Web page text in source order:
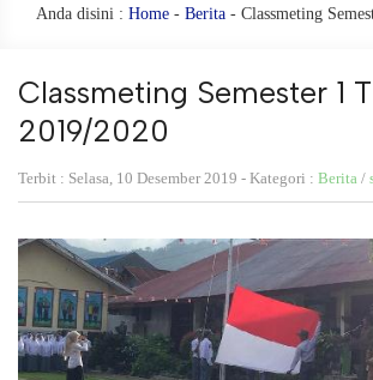
Anda disini : Home- Berita- Classmeting
Classmeting Semester 1
2019/2020
Terbit : Selasa, 10 Desember 2019 - Kategori : Berita /